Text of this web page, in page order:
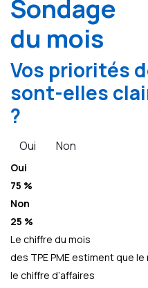
Sondage
du mois
Vos priorités
sont-elles
?
Oui Non
Oui
75 %
Non
25 %
Le chiffre du mois
des TPE PME estiment que
le chiffre d’affaires